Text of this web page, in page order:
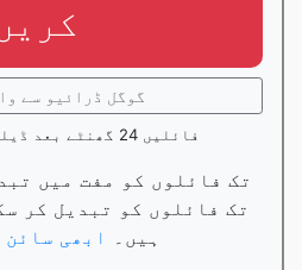
گوگل ڈرائیو سے
*فائلیں 24 گھنٹے بعد ڈیلیٹ کر دی گئیں۔
ہیں۔ ابھی